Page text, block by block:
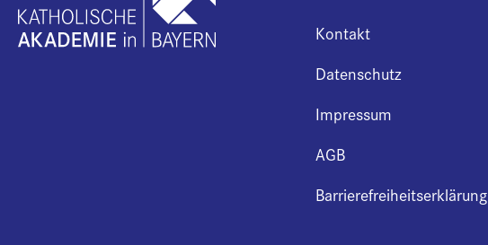
Kontakt
Datenschutz
Impressum
AGB
Barrierefreiheitserklärung